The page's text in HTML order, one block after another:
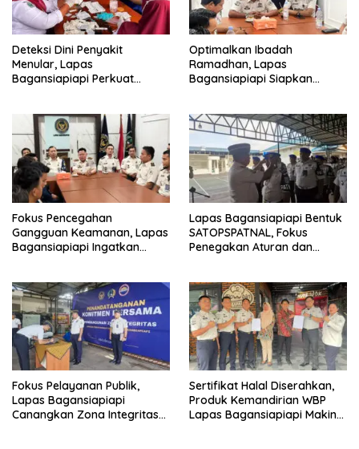
Deteksi Dini Penyakit
Menular, Lapas
Bagansiapiapi Perkuat
Optimalkan Ibadah
Ramadhan, Lapas
Bagansiapiapi Siapkan
Fokus Pencegahan
Gangguan Keamanan, Lapas
Bagansiapiapi Ingatkan
Lapas Bagansiapiapi Bentuk
SATOPSPATNAL, Fokus
Penegakan Aturan dan
Fokus Pelayanan Publik,
Lapas Bagansiapiapi
Canangkan Zona Integritas
Sertifikat Halal Diserahkan,
Produk Kemandirian WBP
Lapas Bagansiapiapi Makin